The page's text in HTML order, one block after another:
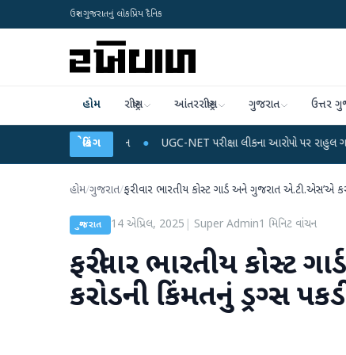
ઉત્તર ગુજરાતનું લોકપ્રિય દૈનિક
હોમ રાષ્ટ્રીય આંતરરાષ્ટ્રીય ગુજરાત ઉત્તર
બ્રેકિંગ
● UGC-NET પરીક્ષા લીકના આરોપો પર રાહુલ ગાંધીએ કેન્દ્ર પર
હોમ/ગુજરાત/ફરીવાર ભારતીય કોસ્ટ ગાર્ડ અને ગુજરાત એ.ટી.એસ’એ
ગુજરાત 14 એપ્રિલ, 2025 Super Admin1 મિનિટ વાંચન
ફરીવાર ભારતીય કોસ્ટ
કરોડની કિંમતનું ડ્રગ્સ